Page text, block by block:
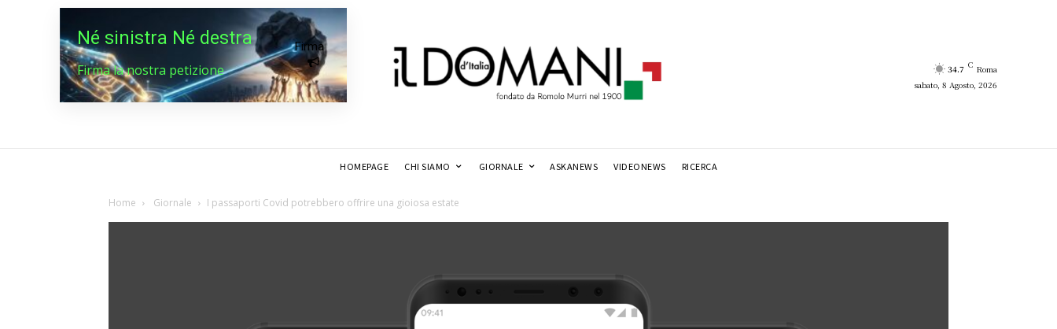
Né sinistra Né destra
Firma la nostra petizione
Firma
34.7 C Roma
sabato, 8 Agosto, 2026
HOMEPAGE CHI SIAMO GIORNALE ASKANEWS VIDEONEWS RICERCA
Home Giornale I passaporti Covid potrebbero offrire una gioiosa estate